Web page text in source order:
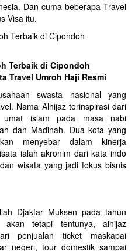
Dan cuma beberapa Travel
Visa itu.
Terbaik di Cipondoh
Travel Umroh Haji Resmi
swasta nasional yang
Nama Alhijaz terinspirasi dari
islam pada masa nabi
dan Madinah. Dua kota yang
menyebar dalam kinerja
ialah akronim dari kata indo
wisata yang jadi fokus bisnis
Djakfar Muksen pada tahun
tetapi tentunya, alhijaz
penjualan ticket maskapai
negeri, tour domestik sampai